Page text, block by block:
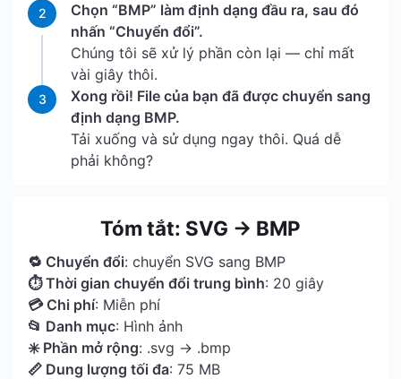
2
Chọn “BMP” làm định dạng đầu ra, sau đó
nhấn “Chuyển đổi”.
Chúng tôi sẽ xử lý phần còn lại — chỉ mất
vài giây thôi.
3
Xong rồi! File của bạn đã được chuyển sang
định dạng BMP.
Tải xuống và sử dụng ngay thôi. Quá dễ
phải không?
Tóm tắt: SVG → BMP
🔁 Chuyển đổi: chuyển SVG sang BMP
⏱ Thời gian chuyển đổi trung bình: 20 giây
💳 Chi phí: Miễn phí
📂 Danh mục: Hình ảnh
✳️ Phần mở rộng: .svg → .bmp
📏 Dung lượng tối đa: 75 MB